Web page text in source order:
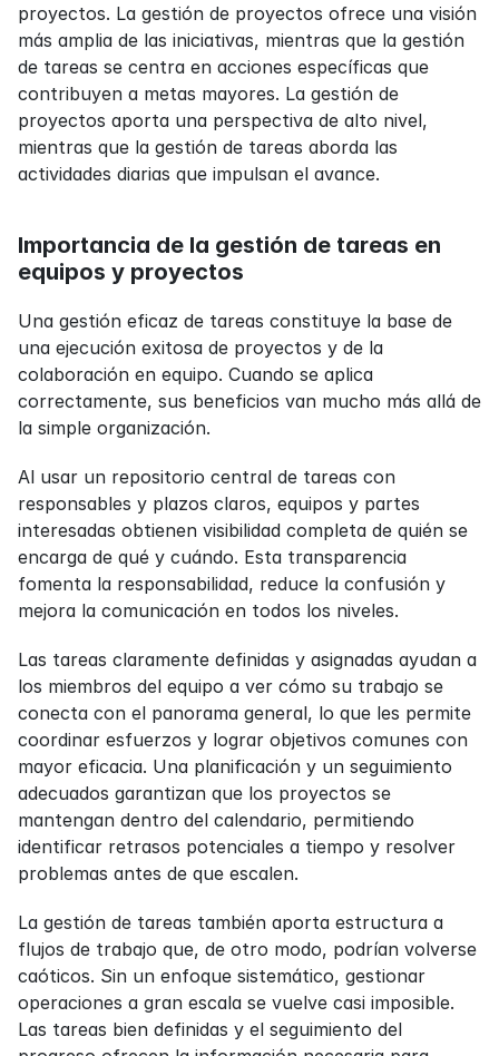
proyectos. La gestión de proyectos ofrece una visión
más amplia de las iniciativas, mientras que la gestión
de tareas se centra en acciones específicas que
contribuyen a metas mayores. La gestión de
proyectos aporta una perspectiva de alto nivel,
mientras que la gestión de tareas aborda las
actividades diarias que impulsan el avance.
Importancia de la gestión de tareas en
equipos y proyectos
Una gestión eficaz de tareas constituye la base de
una ejecución exitosa de proyectos y de la
colaboración en equipo. Cuando se aplica
correctamente, sus beneficios van mucho más allá de
la simple organización.
Al usar un repositorio central de tareas con
responsables y plazos claros, equipos y partes
interesadas obtienen visibilidad completa de quién se
encarga de qué y cuándo. Esta transparencia
fomenta la responsabilidad, reduce la confusión y
mejora la comunicación en todos los niveles.
Las tareas claramente definidas y asignadas ayudan a
los miembros del equipo a ver cómo su trabajo se
conecta con el panorama general, lo que les permite
coordinar esfuerzos y lograr objetivos comunes con
mayor eficacia. Una planificación y un seguimiento
adecuados garantizan que los proyectos se
mantengan dentro del calendario, permitiendo
identificar retrasos potenciales a tiempo y resolver
problemas antes de que escalen.
La gestión de tareas también aporta estructura a
flujos de trabajo que, de otro modo, podrían volverse
caóticos. Sin un enfoque sistemático, gestionar
operaciones a gran escala se vuelve casi imposible.
Las tareas bien definidas y el seguimiento del